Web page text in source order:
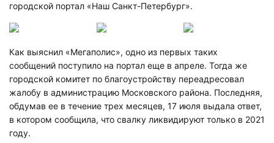
городской портал «Наш Санкт-Петербург».
Как выяснил «Мегаполис», одно из первых таких
сообщений поступило на портал еще в апреле. Тогда же
городской комитет по благоустройству переадресовал
жалобу в администрацию Московского района. Последняя,
обдумав ее в течение трех месяцев, 17 июля выдала ответ,
в котором сообщила, что свалку ликвидируют только в 2021
году.